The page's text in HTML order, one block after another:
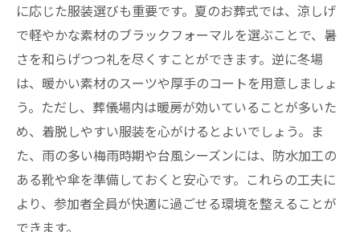
に応じた服装選びも重要です。夏のお葬式では、涼しげ
で軽やかな素材のブラックフォーマルを選ぶことで、暑
さを和らげつつ礼を尽くすことができます。逆に冬場
は、暖かい素材のスーツや厚手のコートを用意しましょ
う。ただし、葬儀場内は暖房が効いていることが多いた
め、着脱しやすい服装を心がけるとよいでしょう。ま
た、雨の多い梅雨時期や台風シーズンには、防水加工の
ある靴や傘を準備しておくと安心です。これらの工夫に
より、参加者全員が快適に過ごせる環境を整えることが